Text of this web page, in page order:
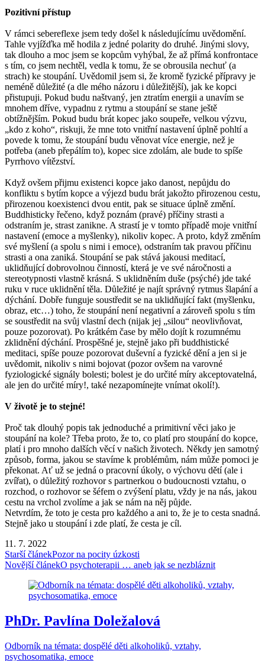
Pozitivní přístup
V rámci sebereflexe jsem tedy došel k následujícímu uvědomění.
Tahle vyjížďka mě hodila z jedné polarity do druhé. Jinými slovy,
tak dlouho a moc jsem se kopcům vyhýbal, že až přímá konfrontace
s tím, co jsem nechtěl, vedla k tomu, že se obrousila nechuť (a
strach) ke stoupání. Uvědomil jsem si, že kromě fyzické přípravy je
neméně důležité (a dle mého názoru i důležitější), jak ke kopci
přistupuji. Pokud budu naštvaný, jen ztratím energii a unavím se
mnohem dříve, vypadnu z rytmu a stoupání se stane ještě
obtížnějším. Pokud budu brát kopec jako soupeře, velkou výzvu,
„kdo z koho“, riskuji, že mne toto vnitřní nastavení úplně pohltí a
povede k tomu, že stoupání budu věnovat více energie, než je
potřeba (aneb přepálím to), kopec sice zdolám, ale bude to spíše
Pyrrhovo vítězství.
Když ovšem přijmu existenci kopce jako danost, nepůjdu do
konfliktu s bytím kopce a výjezd budu brát jakožto přirozenou cestu,
přirozenou koexistenci dvou entit, pak se situace úplně změní.
Buddhisticky řečeno, když poznám (pravé) příčiny strasti a
odstraním je, strast zanikne. A strastí je v tomto případě moje vnitřní
nastavení (emoce a myšlenky), nikoliv kopec. A proto, když změním
své myšlení (a spolu s nimi i emoce), odstraním tak pravou příčinu
strasti a ona zaniká. Stoupání se pak stává jakousi meditací,
uklidňující dobrovolnou činností, která je ve své náročnosti a
stereotypnosti vlastně krásná. S uklidněním duše (psýché) jde také
ruku v ruce uklidnění těla. Důležité je najít správný rytmus šlapání a
dýchání. Dobře funguje soustředit se na uklidňující fakt (myšlenku,
obraz, etc…) toho, že stoupání není negativní a zároveň spolu s tím
se soustředit na svůj vlastní dech (nijak jej „silou“ neovlivňovat,
pouze pozorovat). Po krátkém čase by mělo dojít k rozumnému
zklidnění dýchání. Prospěšné je, stejně jako při buddhistické
meditaci, spíše pouze pozorovat duševní a fyzické dění a jen si je
uvědomit, nikoliv s nimi bojovat (pozor ovšem na varovné
fyziologické signály bolesti; bolest je do určité míry akceptovatelná,
ale jen do určité míry!, také nezapomínejte vnímat okolí!).
V životě je to stejné!
Proč tak dlouhý popis tak jednoduché a primitivní věci jako je
stoupání na kole? Třeba proto, že to, co platí pro stoupání do kopce,
platí i pro mnoho dalších věcí v našich životech. Někdy jen samotný
způsob, forma, jakou se stavíme k problémům, nám může pomoci je
překonat. Ať už se jedná o pracovní úkoly, o výchovu dětí (ale i
zvířat), o důležitý rozhovor s partnerkou o budoucnosti vztahu, o
rozchod, o rozhovor se šéfem o zvýšení platu, vždy je na nás, jakou
cestu na vrchol zvolíme a jak se nám na něj půjde.
Netvrdím, že toto je cesta pro každého a ani to, že je to cesta snadná.
Stejně jako u stoupání i zde platí, že cesta je cíl.
11. 7. 2022
Post
Navigation
Starší článekPozor na pocity úzkosti
Novější článekO psychoterapii … aneb jak se nezbláznit
PhDr. Pavlína Doležalová
Odborník na témata: dospělé děti alkoholiků, vztahy,
psychosomatika, emoce